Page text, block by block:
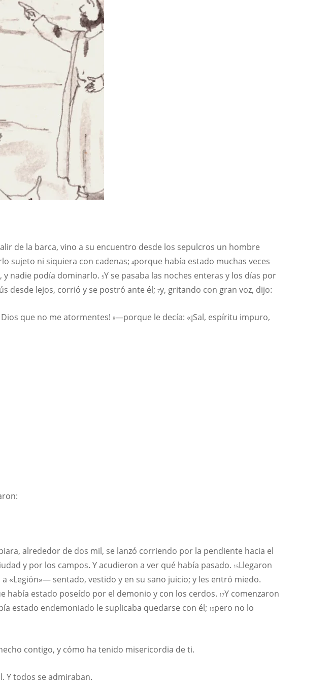
de la barca, vino a su encuentro desde los sepulcros un hombre
sujeto ni siquiera con cadenas; 4porque había estado muchas veces
y nadie podía dominarlo. 5Y se pasaba las noches enteras y los días por
desde lejos, corrió y se postró ante él; 7y, gritando con gran voz, dijo:
que no me atormentes! 8—porque le decía: «¡Sal, espíritu impuro,
alrededor de dos mil, se lanzó corriendo por la pendiente hacia el
y por los campos. Y acudieron a ver qué había pasado. 15Llegaron
«Legión»— sentado, vestido y en su sano juicio; y les entró miedo.
había estado poseído por el demonio y con los cerdos. 17Y comenzaron
estado endemoniado le suplicaba quedarse con él; 19pero no lo
contigo, y cómo ha tenido misericordia de ti.
Y todos se admiraban.